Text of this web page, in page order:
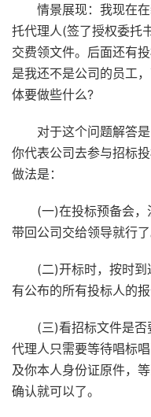
情景展现：我现在在
托代理人(签了授权委托
交费领文件。后面还有
是我还不是公司的员工
体要做些什么?
对于这个问题解答是
你代表公司去参与招标
做法是：
(一)在投标预备会，
带回公司交给领导就行了
(二)开标时，按时到
有公布的所有投标人的
(三)看招标文件是否
代理人只需要等待唱标
及你本人身份证原件，
确认就可以了。